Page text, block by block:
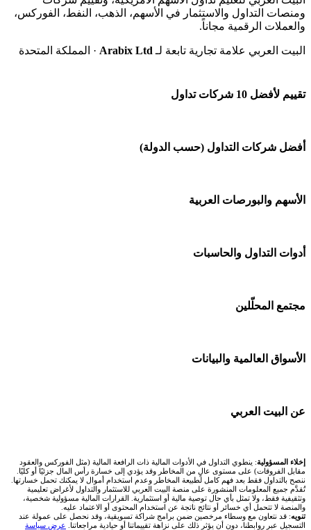
ومنصات التداول والاستثمار في الأسهم، الذهب، النفط، الفوركس،
والعملات الرقمية مجاناً.
البيت العربي علامة تجارية تابعة لـ Arabix Ltd · المملكة المتحدة
تقييم لأفضل 10 شركات تداول
شركة Capital.com
منصة بينانس
شركة Xm
انتراكتيف بروكرز IBKR
أفضل شركات التداول (حسب الدولة)
شركات تداول في السعودية
شركات تداول في قطر
شركات تداول في عُمان
شركات تداول في فلسطين
شركات تداول في مصر
الأسهم والبورصات العربية
🌍 كل البورصات العربية
🇪🇬 البورصة المصرية
🇶🇦 بورصة قطر
🇧🇭 بورصة البحرين
🇴🇲 بورصة مسقط
أدوات التداول والحاسبات
🕌 حاسبة الزكاة
📌 حاسبة النقاط المحورية
📏 حاسبة حجم المركز
مجتمع المحلّلين
🧱 حائط المجتمع
الأسواق العالمية والبيانات
🌐 المؤشرات العالمية
🥇 أسعار الذهب والمعادن
💱 أسعار العملات والفوركس
عن البيت العربي
من نحن
تواصل معنا
إخلاء المسؤولية: ينطوي التداول في الأدوات المالية ذات الرافعة المالية (مثل الفوركس والعقود
مقابل الفروقات) على مستوى عالٍ من المخاطر وقد يؤدي إلى خسارة رأس المال جزئيًا أو كليًا.
ننصح بالتداول فقط بعد فهم كامل لطبيعة المخاطر وعدم استخدام أموال لا يمكنك تحمل خسارتها.
تُقدَّم جميع المعلومات المنشورة على منصة البيت العربي للاستثمار والتداول لأغراض تعليمية
وتثقيفية فقط، ولا تمثل بأي حال توصية مالية أو استثمارية. القرارات المالية مسؤولية شخصية،
والمنصة لا تتحمل أي خسائر أو نتائج ناتجة عن استخدام المحتوى أو الاعتماد عليه.
تنويه: قد نتعاون مع وسطاء مرخصين ضمن برامج شراكة تسويقية، وقد نحصل على عمولة عند
التسجيل عبر روابطنا، دون أن يؤثر ذلك على نزاهة تقييماتنا أو حيادية مراجعاتنا. عرض سياسة